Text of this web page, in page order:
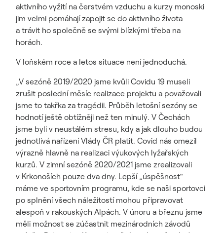
aktivního vyžití na čerstvém vzduchu a kurzy monoski
jim velmi pomáhají zapojit se do aktivního života
a trávit ho společně se svými blízkými třeba na
horách.
V loňském roce a letos situace není jednoduchá.
„V sezóně 2019/2020 jsme kvůli Covidu 19 museli
zrušit poslední měsíc realizace projektu a považovali
jsme to takřka za tragédii. Průběh letošní sezóny se
hodnotí ještě obtížněji než ten minulý. V Čechách
jsme byli v neustálém stresu, kdy a jak dlouho budou
jednotlivá nařízení Vlády ČR platit. Covid nás omezil
výrazně hlavně na realizaci výukových lyžařských
kurzů. V zimní sezóně 2020/2021 jsme zrealizovali
v Krkonoších pouze dva dny. Lepší „úspěšnost“
máme ve sportovním programu, kde se naši sportovci
po splnění všech náležitostí mohou připravovat
alespoň v rakouských Alpách. V únoru a březnu jsme
měli možnost se zúčastnit mezinárodních závodů